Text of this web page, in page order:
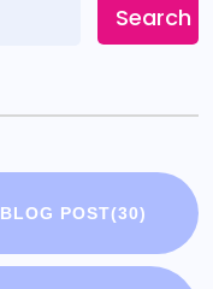
Search
BLOG POST(30)